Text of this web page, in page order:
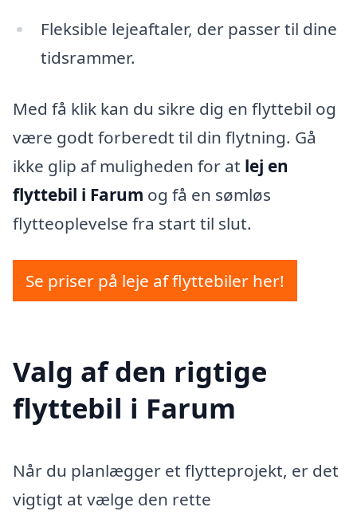
Fleksible lejeaftaler, der passer til dine
tidsrammer.
Med få klik kan du sikre dig en flyttebil og
være godt forberedt til din flytning. Gå
ikke glip af muligheden for at lej en
flyttebil i Farum og få en sømløs
flytteoplevelse fra start til slut.
Se priser på leje af flyttebiler her!
Valg af den rigtige
flyttebil i Farum
Når du planlægger et flytteprojekt, er det
vigtigt at vælge den rette